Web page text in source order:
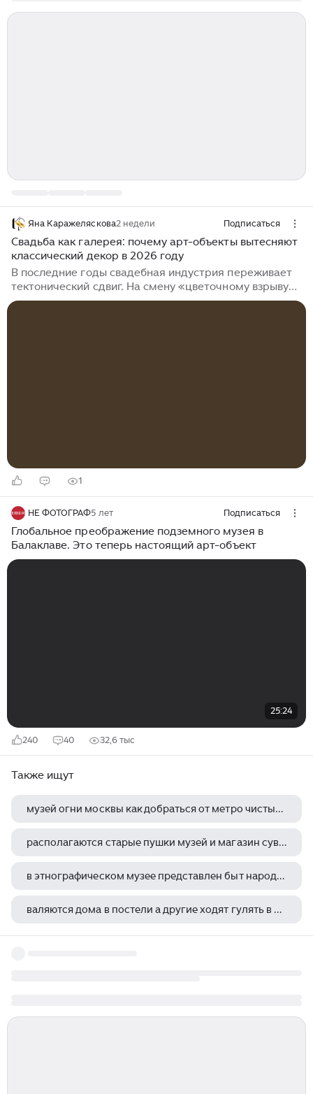
Яна Каражеляскова2 недели Подписаться
Свадьба как галерея: почему арт-объекты вытесняют
классический декор в 2026 году
В последние годы свадебная индустрия переживает
тектонический сдвиг. На смену «цветочному взрыву»
приходит концептуальное искусство. Пары больше не
1
НЕ ФОТОГРАФ5 лет Подписаться
Глобальное преображение подземного музея в
Балаклаве. Это теперь настоящий арт-объект
25:24
240 40 32,6 тыс
Также ищут
музей огни москвы как добраться от метро чистые пруды
располагаются старые пушки музей и магазин сувениров крепость рибат расположенная
в этнографическом музее представлен быт народов населяющих республику
валяются дома в постели а другие ходят гулять в парк посещают выставки музеи